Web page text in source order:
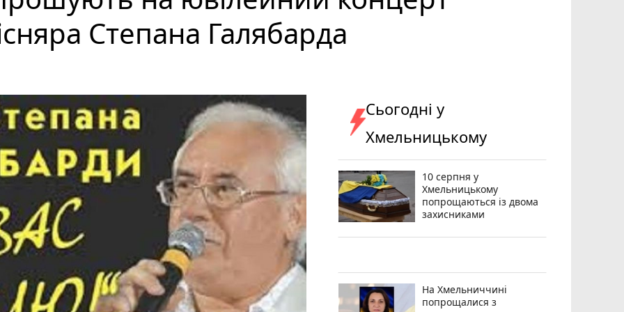
Степана Галябарда
Сьогодні у
Хмельницькому
10 серпня у
Хмельницькому
попрощаються із двома
захисниками
На Хмельниччині
попрощалися з